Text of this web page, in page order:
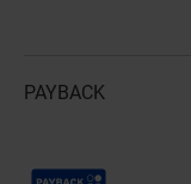
PAYBACK
Payback Punkte